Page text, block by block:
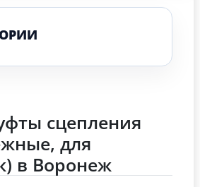
сцепления
для
в Воронеж